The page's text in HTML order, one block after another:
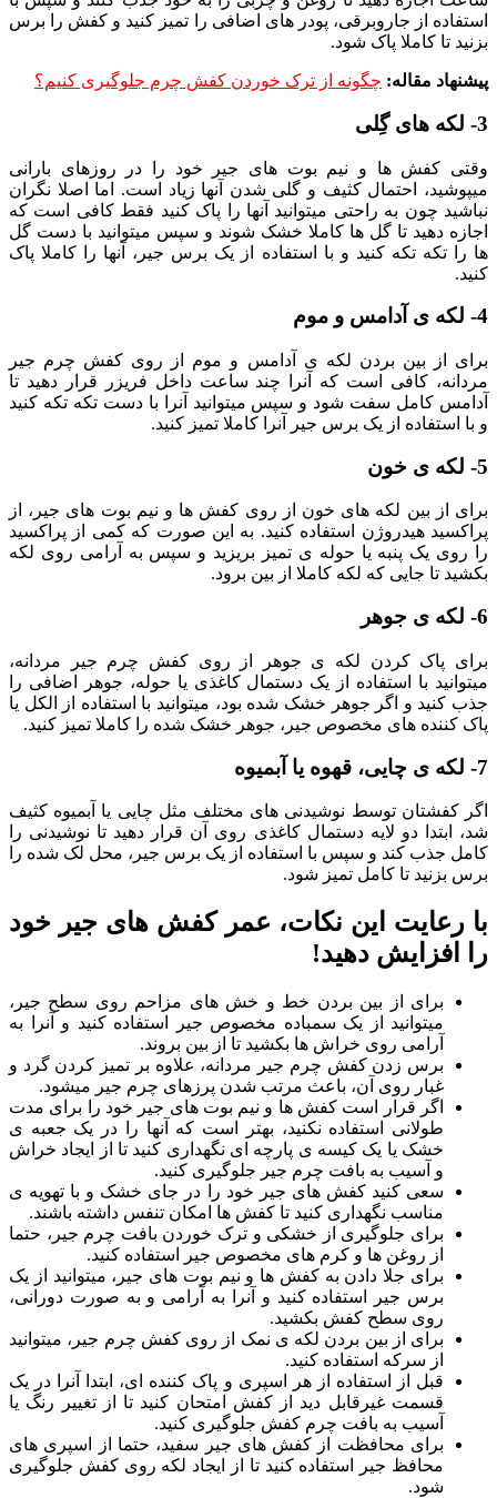
استفاده از جاروبرقی، پودر های اضافی را تمیز کنید و کفش را برس
بزنید تا کاملا پاک شود.
پیشنهاد مقاله: چگونه از ترک خوردن کفش چرم جلوگیری کنیم؟
3- لکه های گِلی
وقتی کفش ها و نیم بوت های جیر خود را در روزهای بارانی
میپوشید، احتمال کثیف و گلی شدن آنها زیاد است. اما اصلا نگران
نباشید چون به راحتی میتوانید آنها را پاک کنید فقط کافی است که
اجازه دهید تا گل ها کاملا خشک شوند و سپس میتوانید با دست گل
ها را تکه تکه کنید و با استفاده از یک برس جیر، آنها را کاملا پاک
کنید.
4- لکه ی آدامس و موم
برای از بین بردن لکه ی آدامس و موم از روی کفش چرم جیر
مردانه، کافی است که آنرا چند ساعت داخل فریزر قرار دهید تا
آدامس کامل سفت شود و سپس میتوانید آنرا با دست تکه تکه کنید
و با استفاده از یک برس جیر آنرا کاملا تمیز کنید.
5- لکه ی خون
برای از بین لکه های خون از روی کفش ها و نیم بوت های جیر، از
پراکسید هیدروژن استفاده کنید. به این صورت که کمی از پراکسید
را روی یک پنبه یا حوله ی تمیز بریزید و سپس به آرامی روی لکه
بکشید تا جایی که لکه کاملا از بین برود.
6- لکه ی جوهر
برای پاک کردن لکه ی جوهر از روی کفش چرم جیر مردانه،
میتوانید با استفاده از یک دستمال کاغذی یا حوله، جوهر اضافی را
جذب کنید و اگر جوهر خشک شده بود، میتوانید با استفاده از الکل یا
پاک کننده های مخصوص جیر، جوهر خشک شده را کاملا تمیز کنید.
7- لکه ی چایی، قهوه یا آبمیوه
اگر کفشتان توسط نوشیدنی های مختلف مثل چایی یا آبمیوه کثیف
شد، ابتدا دو لایه دستمال کاغذی روی آن قرار دهید تا نوشیدنی را
کامل جذب کند و سپس با استفاده از یک برس جیر، محل لک شده را
برس بزنید تا کامل تمیز شود.
با رعایت این نکات، عمر کفش های جیر خود
را افزایش دهید!
برای از بین بردن خط و خش های مزاحم روی سطح جیر،
میتوانید از یک سمباده مخصوص جیر استفاده کنید و آنرا به
آرامی روی خراش ها بکشید تا از بین بروند.
برس زدن کفش چرم جیر مردانه، علاوه بر تمیز کردن گرد و
غبار روی آن، باعث مرتب شدن پرزهای چرم جیر میشود.
اگر قرار است کفش ها و نیم بوت های جیر خود را برای مدت
طولانی استفاده نکنید، بهتر است که آنها را در یک جعبه ی
خشک یا یک کیسه ی پارچه ای نگهداری کنید تا از ایجاد خراش
و آسیب به بافت چرم جیر جلوگیری کنید.
سعی کنید کفش های جیر خود را در جای خشک و با تهویه ی
مناسب نگهداری کنید تا کفش ها امکان تنفس داشته باشند.
برای جلوگیری از خشکی و ترک خوردن بافت چرم جیر، حتما
از روغن ها و کرم های مخصوص جیر استفاده کنید.
برای جلا دادن به کفش ها و نیم بوت های جیر، میتوانید از یک
برس جیر استفاده کنید و آنرا به آرامی و به صورت دورانی،
روی سطح کفش بکشید.
برای از بین بردن لکه ی نمک از روی کفش چرم جیر، میتوانید
از سرکه استفاده کنید.
قبل از استفاده از هر اسپری و پاک کننده ای، ابتدا آنرا در یک
قسمت غیرقابل دید از کفش امتحان کنید تا از تغییر رنگ یا
آسیب به بافت چرم کفش جلوگیری کنید.
برای محافظت از کفش های جیر سفید، حتما از اسپری های
محافظ جیر استفاده کنید تا از ایجاد لکه روی کفش جلوگیری
شود.